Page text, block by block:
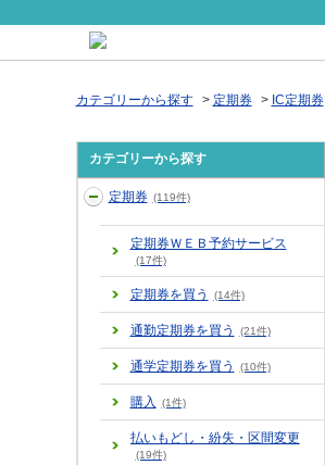
カテゴリーから探す > 定期券 > IC定期券
カテゴリーから探す
定期券 (119件)
定期券ＷＥＢ予約サービス
(17件)
定期券を買う (14件)
通勤定期券を買う (21件)
通学定期券を買う (10件)
購入 (1件)
払いもどし・紛失・区間変更
(19件)